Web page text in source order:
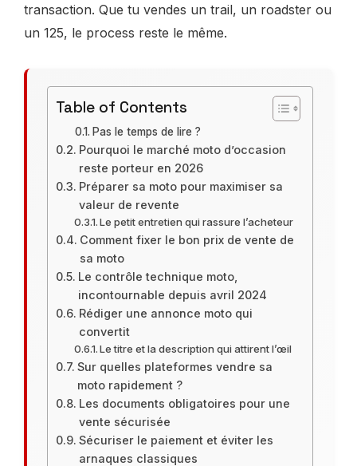
transaction. Que tu vendes un trail, un roadster ou
un 125, le process reste le même.
Table of Contents
Pas le temps de lire ?
Pourquoi le marché moto d’occasion
reste porteur en 2026
Préparer sa moto pour maximiser sa
valeur de revente
Le petit entretien qui rassure l’acheteur
Comment fixer le bon prix de vente de
sa moto
Le contrôle technique moto,
incontournable depuis avril 2024
Rédiger une annonce moto qui
convertit
Le titre et la description qui attirent l’œil
Sur quelles plateformes vendre sa
moto rapidement ?
Les documents obligatoires pour une
vente sécurisée
Sécuriser le paiement et éviter les
arnaques classiques